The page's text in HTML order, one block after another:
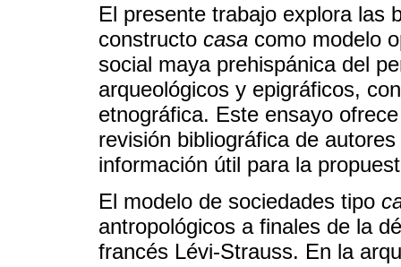
El presente trabajo explora las
constructo casa como modelo
social maya prehispánica del
arqueológicos y epigráficos,
etnográfica. Este ensayo
revisión bibliográfica de
información útil para la
El modelo de sociedades tipo
antropológicos a finales de la
francés Lévi-Strauss. En la